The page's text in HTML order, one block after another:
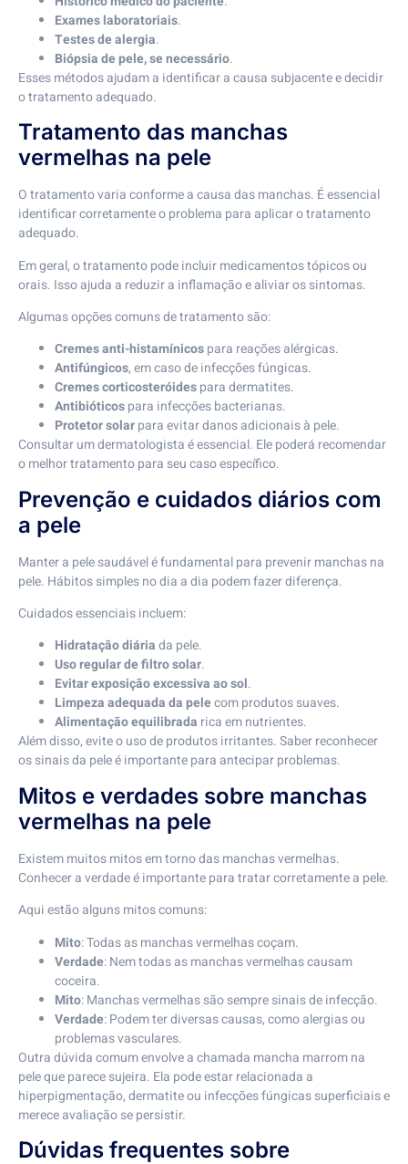
Exames laboratoriais.
Testes de alergia.
Biópsia de pele, se necessário.
Esses métodos ajudam a identificar a causa subjacente e decidir
o tratamento adequado.
Tratamento das manchas
vermelhas na pele
O tratamento varia conforme a causa das manchas. É essencial
identificar corretamente o problema para aplicar o tratamento
adequado.
Em geral, o tratamento pode incluir medicamentos tópicos ou
orais. Isso ajuda a reduzir a inflamação e aliviar os sintomas.
Algumas opções comuns de tratamento são:
Cremes anti-histamínicospara reações alérgicas.
Antifúngicos, em caso de infecções fúngicas.
Cremes corticosteróidespara dermatites.
Antibióticospara infecções bacterianas.
Protetor solarpara evitar danos adicionais à pele.
Consultar um dermatologista é essencial. Ele poderá recomendar
o melhor tratamento para seu caso específico.
Prevenção e cuidados diários com
a pele
Manter a pele saudável é fundamental para prevenir manchas na
pele. Hábitos simples no dia a dia podem fazer diferença.
Cuidados essenciais incluem:
Hidratação diáriada pele.
Uso regular de filtro solar.
Evitar exposição excessiva ao sol.
Limpeza adequada da pelecom produtos suaves.
Alimentação equilibrada rica em nutrientes.
Além disso, evite o uso de produtos irritantes. Saber reconhecer
os sinais da pele é importante para antecipar problemas.
Mitos e verdades sobre manchas
vermelhas na pele
Existem muitos mitos em torno das manchas vermelhas.
Conhecer a verdade é importante para tratar corretamente a pele.
Aqui estão alguns mitos comuns:
Mito: Todas as manchas vermelhas coçam.
Verdade: Nem todas as manchas vermelhas causam
coceira.
Mito: Manchas vermelhas são sempre sinais de infecção.
Verdade: Podem ter diversas causas, como alergias ou
problemas vasculares.
Outra dúvida comum envolve a chamada mancha marrom na
pele que parece sujeira. Ela pode estar relacionada a
hiperpigmentação, dermatite ou infecções fúngicas superficiais e
merece avaliação se persistir.
Dúvidas frequentes sobre